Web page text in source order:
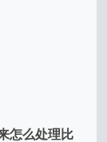
怎么处理比